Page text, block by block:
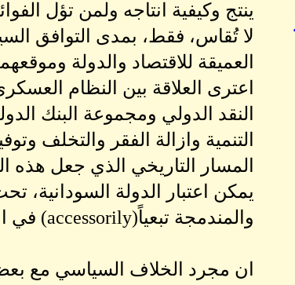
ينتج وكيفية انتاجه ولمن تؤل
لا تُقاس، فقط، بمدى التوافق
العميقة للاقتصاد والدولة
النقد الدولي ومجموعة البنك
التنمية وازالة الفقر والتخلف
المسار التاريخي الذي جعل هذه
والمندمجة تبعياً(accessorily) في الاقتصاد العالمي.
ان مجرد الخلاف السياسي مع بعض